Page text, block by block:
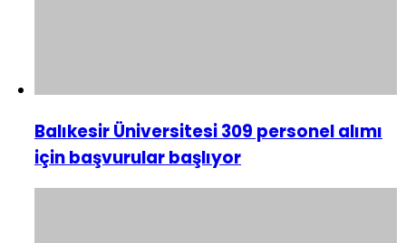
Balıkesir Üniversitesi 309 personel alımı
için başvurular başlıyor